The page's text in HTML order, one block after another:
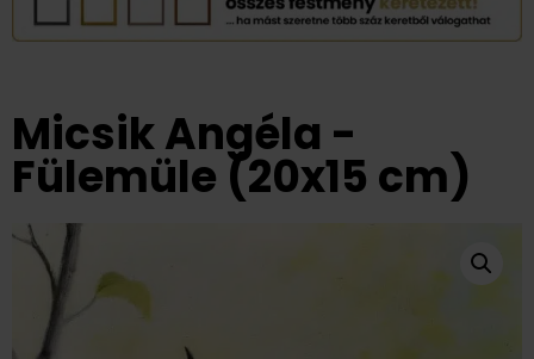
Micsik Angéla -
Fülemüle (20x15 cm)